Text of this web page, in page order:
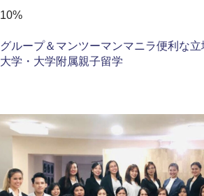
10%
グループ＆マンツーマンマニラ便利な立
大学・大学附属親子留学